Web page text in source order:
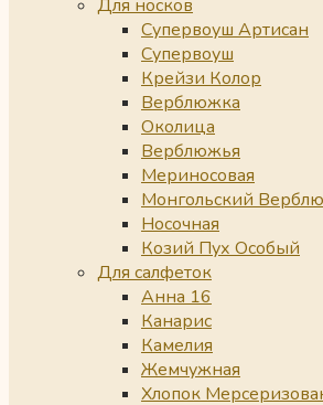
Для носков
Супервоуш Артисан
Супервоуш
Крейзи Колор
Верблюжка
Околица
Верблюжья
Мериносовая
Монгольский
Носочная
Козий Пух Особый
Для салфеток
Анна 16
Канарис
Камелия
Жемчужная
Хлопок